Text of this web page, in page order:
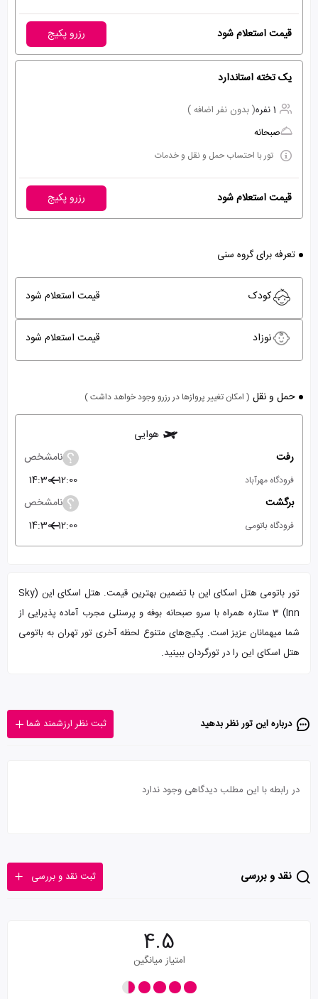
قیمت استعلام شود رزرو پکیج
یک تخته استاندارد
1 نفره
( بدون نفر اضافه )
صبحانه
تور با احتساب حمل و نقل و خدمات
قیمت استعلام شود رزرو پکیج
تعرفه برای گروه سنی
کودک قیمت استعلام شود
نوزاد قیمت استعلام شود
حمل و نقل ( امکان تغییر پروازها در رزرو وجود خواهد داشت )
هوایی
رفت
نامشخص
فرودگاه مهرآباد 12:00
14:30
برگشت
نامشخص
فرودگاه باتومی 12:00
14:30
تور باتومی هتل اسکای این با تضمین بهترین قیمت. هتل اسکای این (Sky
Inn) 3 ستاره همراه با سرو صبحانه بوفه و پرسنلی مجرب آماده پذیرایی از
شما میهمانان عزیز است. پکیج‌های متنوع لحظه آخری تور تهران به باتومی
هتل اسکای این را در تورگردان ببینید.
درباره این تور‌ نظر بدهید ثبت نظر ارزشمند شما
در رابطه با این مطلب دیدگاهی وجود ندارد
نقد و بررسی ثبت نقد و بررسی
4.5
امتیاز میانگین